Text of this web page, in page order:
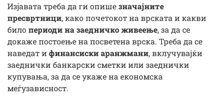
Изјавата треба да ги опишезначајните
пресвртници, како почетокот на врската и какви
билопериоди на заедничко живеење, за да се
докаже постоење на посветена врска. Треба да се
наведат и финансиски аранжмани, вклучувајќи
заеднички банкарски сметки или заеднички
купувања, за да се укаже на економска
меѓузависност.